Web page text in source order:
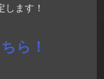
ます！
ら！